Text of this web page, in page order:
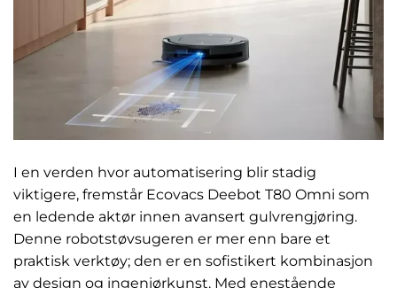
I en verden hvor automatisering blir stadig
viktigere, fremstår Ecovacs Deebot T80 Omni som
en ledende aktør innen avansert gulvrengjøring.
Denne robotstøvsugeren er mer enn bare et
praktisk verktøy; den er en sofistikert kombinasjon
av design og ingeniørkunst. Med enestående